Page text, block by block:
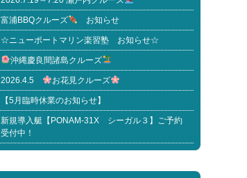
富浦BBQクルーズ お知らせ
☆ニューポートマリン楽習塾 お知らせ☆
沖縄慶良間諸島クルーズ
2026.4.5 お花見クルーズ
【5月臨時休業のお知らせ】
新規導入艇【PONAM-31X シーガル３】ご予約
受付中！